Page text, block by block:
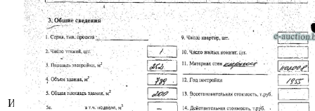
Сведения о земельном участке:
Кадастровый номер земельного
участка, на котором расположено
капитальное строение:
340100000006000444 площадью
0.0418 га (право аренды до
27.10.2026)
Инвентарный номер
300/C-96